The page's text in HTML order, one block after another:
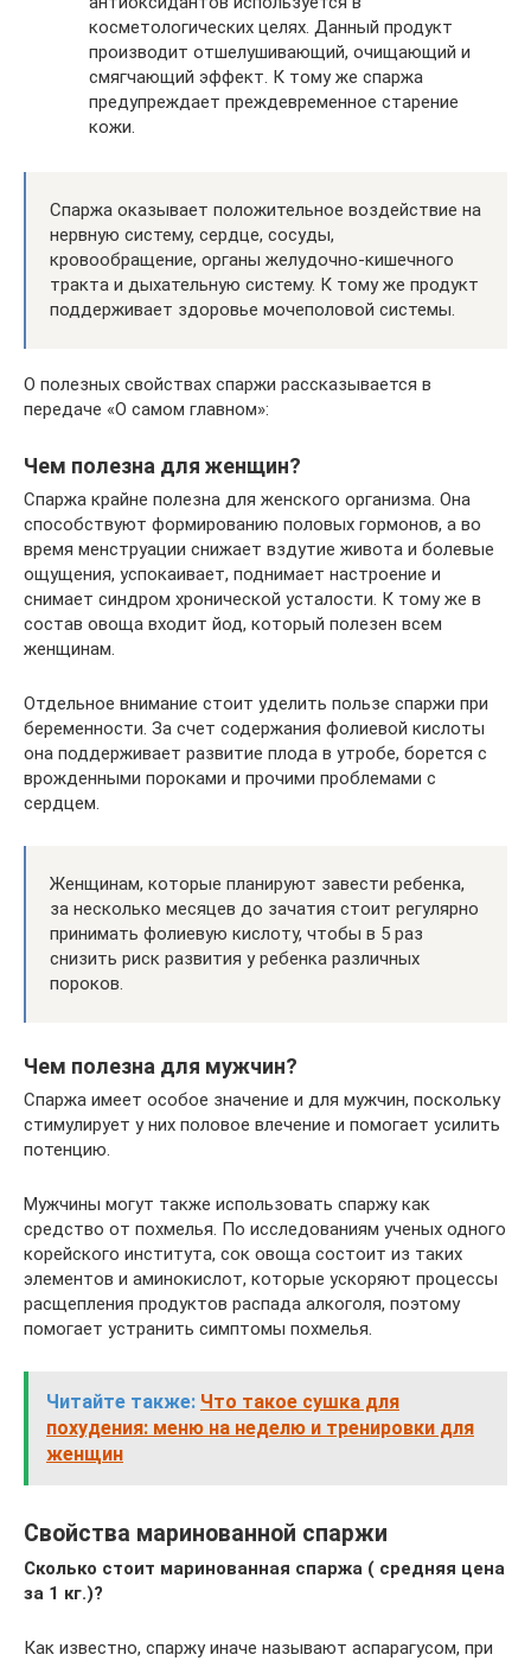
косметологических целях. Данный продукт
производит отшелушивающий, очищающий и
смягчающий эффект. К тому же спаржа
предупреждает преждевременное старение
кожи.
Спаржа оказывает положительное воздействие на
нервную систему, сердце, сосуды,
кровообращение, органы желудочно-кишечного
тракта и дыхательную систему. К тому же продукт
поддерживает здоровье мочеполовой системы.
О полезных свойствах спаржи рассказывается в
передаче «О самом главном»:
Чем полезна для женщин?
Спаржа крайне полезна для женского организма. Она
способствуют формированию половых гормонов, а во
время менструации снижает вздутие живота и болевые
ощущения, успокаивает, поднимает настроение и
снимает синдром хронической усталости. К тому же в
состав овоща входит йод, который полезен всем
женщинам.
Отдельное внимание стоит уделить пользе спаржи при
беременности. За счет содержания фолиевой кислоты
она поддерживает развитие плода в утробе, борется с
врожденными пороками и прочими проблемами с
сердцем.
Женщинам, которые планируют завести ребенка,
за несколько месяцев до зачатия стоит регулярно
принимать фолиевую кислоту, чтобы в 5 раз
снизить риск развития у ребенка различных
пороков.
Чем полезна для мужчин?
Спаржа имеет особое значение и для мужчин, поскольку
стимулирует у них половое влечение и помогает усилить
потенцию.
Мужчины могут также использовать спаржу как
средство от похмелья. По исследованиям ученых одного
корейского института, сок овоща состоит из таких
элементов и аминокислот, которые ускоряют процессы
расщепления продуктов распада алкоголя, поэтому
помогает устранить симптомы похмелья.
Читайте также: Что такое сушка для
похудения: меню на неделю и тренировки для
женщин
Свойства маринованной спаржи
Сколько стоит маринованная спаржа ( средняя цена
за 1 кг.)?
Как известно, спаржу иначе называют аспарагусом, при